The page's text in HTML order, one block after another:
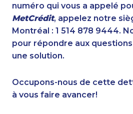
1-780-409-3035
1-
1-778-652-4410
1-
1-780-423-5702
1-902-700-0053
1-403-855-4053
1-587-328-6543
numéro qui vous a appelé
MetCrédit, appelez notre
Montréal : 1 514 878 9444.
pour répondre aux
une solution.
Occupons-nous de cette
à vous faire avancer!